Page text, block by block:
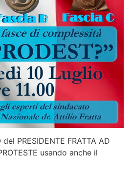
del PRESIDENTE FRATTA AD
usando anche il